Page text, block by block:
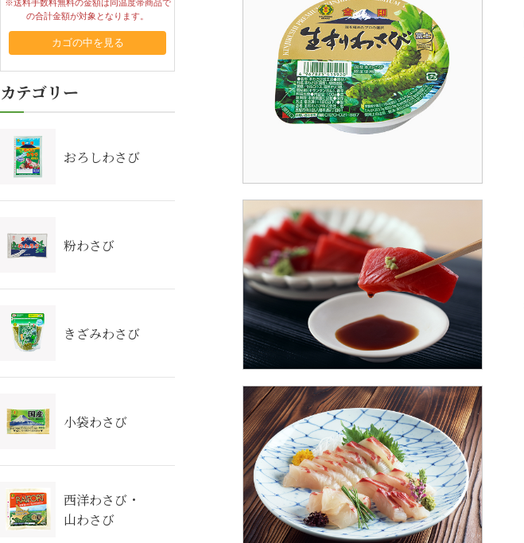
おろしわさび 粉わさび きざみわさび
カゴの中を見る
カテゴリー
おろしわさび
粉わさび
きざみわさび
小袋わさび
西洋わさび・
山わさび